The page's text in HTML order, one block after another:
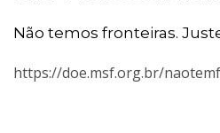
Não temos fronteiras.
https://doe.msf.org.br/